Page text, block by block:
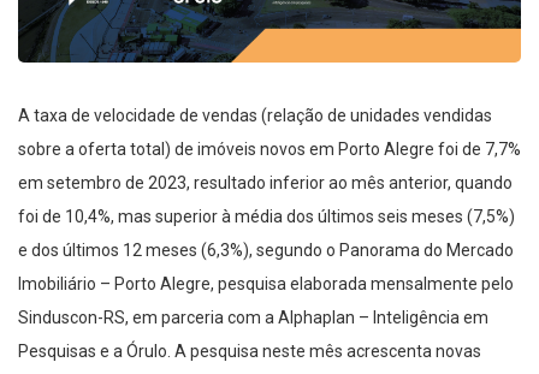
A taxa de velocidade de vendas (relação de unidades vendidas
sobre a oferta total) de imóveis novos em Porto Alegre foi de 7,7%
em setembro de 2023, resultado inferior ao mês anterior, quando
foi de 10,4%, mas superior à média dos últimos seis meses (7,5%)
e dos últimos 12 meses (6,3%), segundo o Panorama do Mercado
Imobiliário – Porto Alegre, pesquisa elaborada mensalmente pelo
Sinduscon-RS, em parceria com a Alphaplan – Inteligência em
Pesquisas e a Órulo. A pesquisa neste mês acrescenta novas